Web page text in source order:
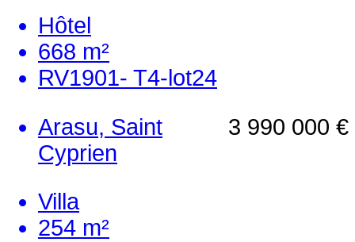
Hôtel
668 m²
RV1901- T4-lot24
3 990 000 €
Arasu, Saint
Cyprien
Villa
254 m²